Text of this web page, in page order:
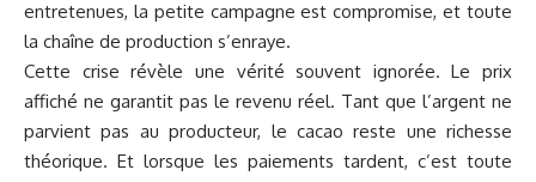
entretenues, la petite campagne est compromise, et toute
la chaîne de production s’enraye.
Cette crise révèle une vérité souvent ignorée. Le prix
affiché ne garantit pas le revenu réel. Tant que l’argent ne
parvient pas au producteur, le cacao reste une richesse
théorique. Et lorsque les paiements tardent, c’est toute